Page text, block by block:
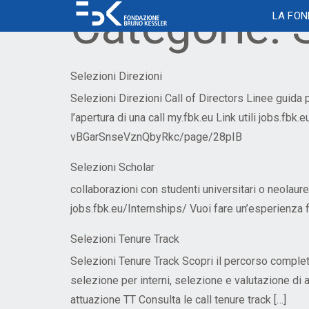
LA
Le nostre sedi
Accesso agli edifici
Accesso ai laboratori
Piano di emergenza
Videosorveglianza
Telefonia mobile
Spazi
Mensa
Joint Lab per la
Cybersecurity
Formazione
Consulenza
Flessibilità
Modello di organizzazione del lavoro in
Patto di reciprocità
Autorizzazione attività ed incarichi
Ferie
Selezione del personale
Selezioni ordinarie
Selezioni Tenure Track
Scholars e PhD Program
Forme
Formazione
FBK Academy Iris e
Diversity and Inclusion
Piano per l’uguaglianza di genere
Categorie protette
Diversità religiosa e progetto TESEO
Rete Scholars at Risk
Brand
Reti e internet
Risorse software
Sistema ticketing
Viaggi e Servizi
Scholars e PhD Program
Categorie:
Selezioni Direzioni
Selezioni Direzioni Call of Directors Linee guida
l’apertura di una call my.fbk.eu Link utili
vBGarSnseVznQbyRkc/page/28pIB
Selezioni Scholar
collaborazioni con studenti universitari o
jobs.fbk.eu/Internships/ Vuoi fare
Selezioni Tenure Track
Selezioni Tenure Track Scopri il percorso
selezione per interni, selezione e valutazione di
attuazione TT Consulta le call tenure track […]